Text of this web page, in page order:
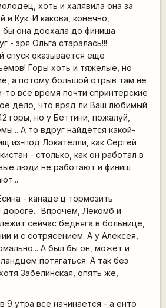
хоть и халявила она за
и Кук. И какова, конечно,
она доехала до финиша
- зря Ольга старалась!!!
спуск оказывается еще
Горы хоть и тяжелые, но
а потому большой отрыв там не
все время почти спринтерские
дело, что вряд ли Ваш любимый
горы, но у Беттини, пожалуй,
А то вдруг найдется какой-
из-под Локателли, как Сергей
- столько, как он работал в
люди не работают и финиш
- канаде ц тормозить
Впрочем, Лекомб и
сейчас бедняга в больнице,
и с сотрясением. А у Алексея,
А был бы он, может и
потягаться. А так без
Забелинская, опять же,
9 утра все начинается - а енто